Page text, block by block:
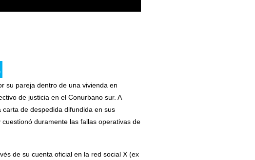
su pareja dentro de una vivienda en
de justicia en el Conurbano sur. A
carta de despedida difundida en sus
duramente las fallas operativas de
de su cuenta oficial en la red social X (ex